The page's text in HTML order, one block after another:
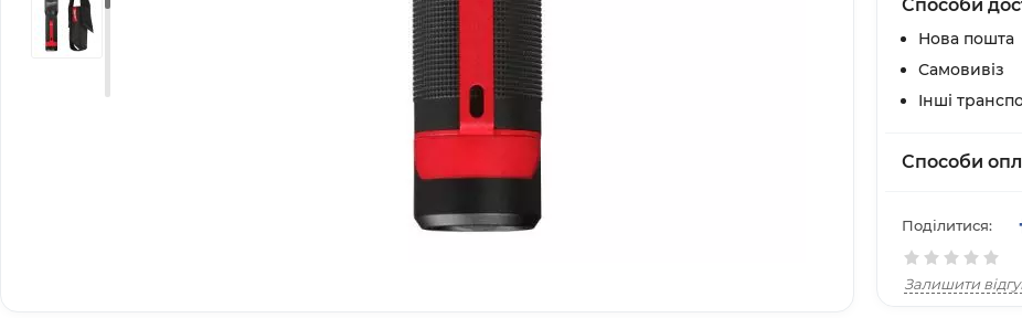
Способи
Нова пошта
Самовивіз
Інші
Способи
Поділитися:
Залишити